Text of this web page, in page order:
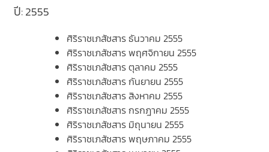
ปี: 2555
ศิริราชเภสัชสาร ธันวาคม 2555
ศิริราชเภสัชสาร พฤศจิกายน 2555
ศิริราชเภสัชสาร ตุลาคม 2555
ศิริราชเภสัชสาร กันยายน 2555
ศิริราชเภสัชสาร สิงหาคม 2555
ศิริราชเภสัชสาร กรกฎาคม 2555
ศิริราชเภสัชสาร มิถุนายน 2555
ศิริราชเภสัชสาร พฤษภาคม 2555